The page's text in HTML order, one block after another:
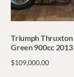
Triumph
Green 900cc 2013
$109,000.00